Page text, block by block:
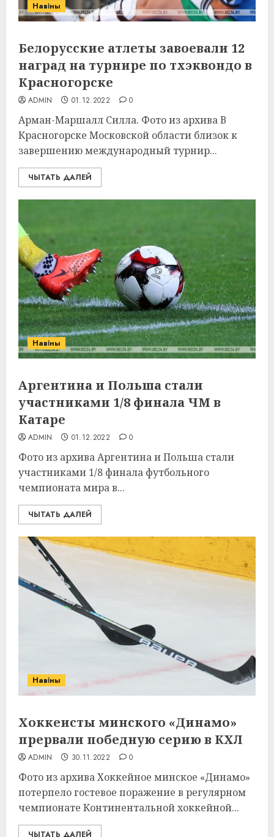
Навіны
Белорусские атлеты завоевали 12
наград на турнире по тхэквондо в
Красногорске
ADMIN 01.12.2022 0
Арман-Маршалл Силла. Фото из архива В
Красногорске Московской области близок к
завершению международный турнир...
ЧЫТАТЬ ДАЛЕЙ
Навіны
Аргентина и Польша стали
участниками 1/8 финала ЧМ в
Катаре
ADMIN 01.12.2022 0
Фото из архива Аргентина и Польша стали
участниками 1/8 финала футбольного
чемпионата мира в...
ЧЫТАТЬ ДАЛЕЙ
Навіны
Хоккеисты минского «Динамо»
прервали победную серию в КХЛ
ADMIN 30.11.2022 0
Фото из архива Хоккейное минское «Динамо»
потерпело гостевое поражение в регулярном
чемпионате Континентальной хоккейной...
ЧЫТАТЬ ДАЛЕЙ